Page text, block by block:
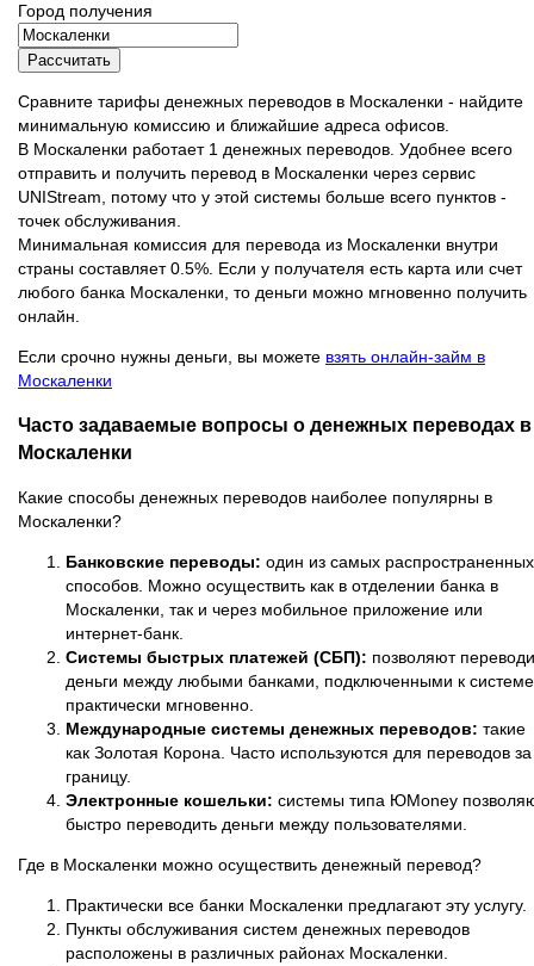
Город получения
Рассчитать
Сравните тарифы денежных переводов в Москаленки - найдите
минимальную комиссию и ближайшие адреса офисов.
В Москаленки работает 1 денежных переводов. Удобнее всего
отправить и получить перевод в Москаленки через сервис
UNIStream, потому что у этой системы больше всего пунктов -
точек обслуживания.
Минимальная комиссия для перевода из Москаленки внутри
страны составляет 0.5%. Если у получателя есть карта или счет
любого банка Москаленки, то деньги можно мгновенно получить
онлайн.
Если срочно нужны деньги, вы можете взять онлайн-займ в
Москаленки
Часто задаваемые вопросы о денежных переводах в
Москаленки
Какие способы денежных переводов наиболее популярны в
Москаленки?
Банковские переводы: один из самых распространенных
способов. Можно осуществить как в отделении банка в
Москаленки, так и через мобильное приложение или
интернет-банк.
Системы быстрых платежей (СБП): позволяют
деньги между любыми банками, подключенными к
практически мгновенно.
Международные системы денежных переводов: такие
как Золотая Корона. Часто используются для переводов за
границу.
Электронные кошельки: системы типа ЮMoney
быстро переводить деньги между пользователями.
Где в Москаленки можно осуществить денежный перевод?
Практически все банки Москаленки предлагают эту услугу.
Пункты обслуживания систем денежных переводов
расположены в различных районах Москаленки.